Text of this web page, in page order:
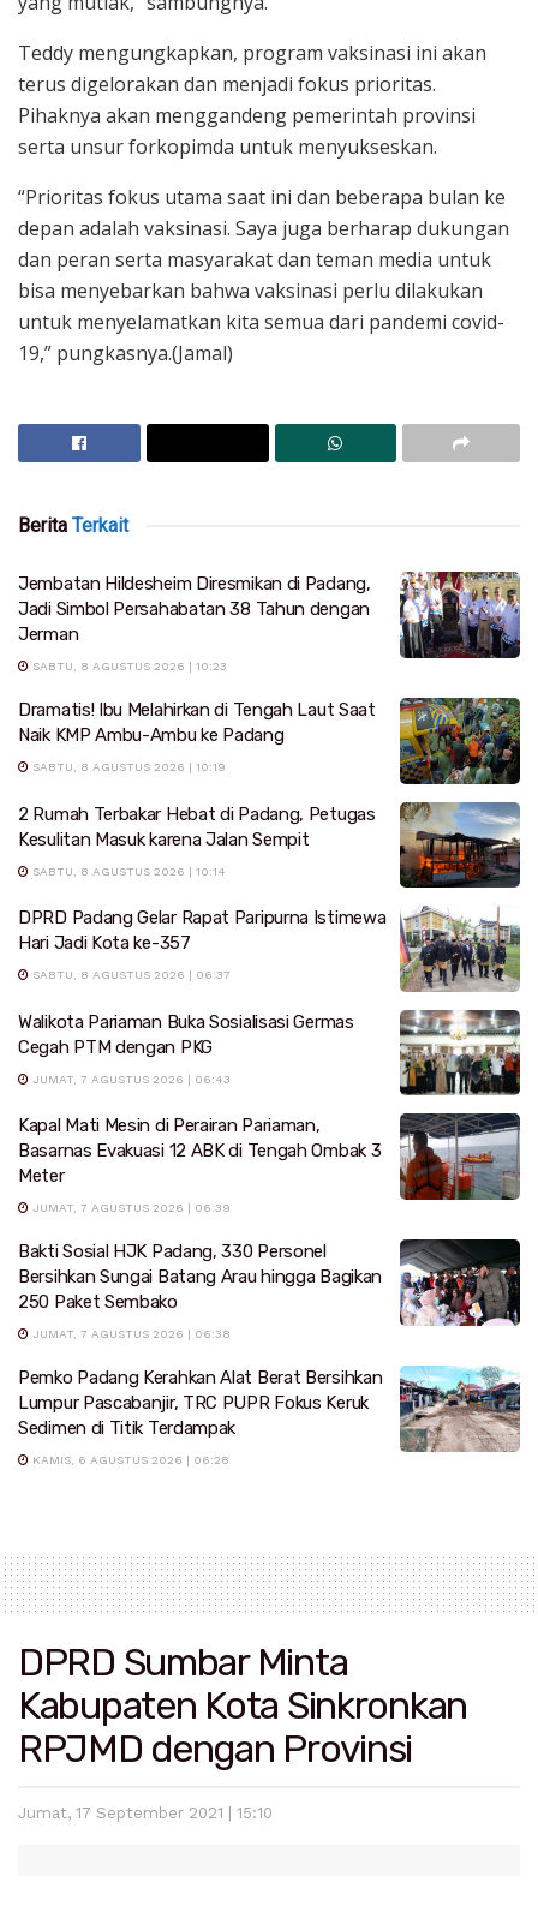
Teddy mengungkapkan, program vaksinasi ini akan
terus digelorakan dan menjadi fokus prioritas.
Pihaknya akan menggandeng pemerintah provinsi
serta unsur forkopimda untuk menyukseskan.
“Prioritas fokus utama saat ini dan beberapa bulan ke
depan adalah vaksinasi. Saya juga berharap dukungan
dan peran serta masyarakat dan teman media untuk
bisa menyebarkan bahwa vaksinasi perlu dilakukan
untuk menyelamatkan kita semua dari pandemi covid-
19,” pungkasnya.(Jamal)
Berita Terkait
Jembatan Hildesheim Diresmikan di Padang,
Jadi Simbol Persahabatan 38 Tahun dengan
Jerman
SABTU, 8 AGUSTUS 2026 | 10:23
Dramatis! Ibu Melahirkan di Tengah Laut Saat
Naik KMP Ambu-Ambu ke Padang
SABTU, 8 AGUSTUS 2026 | 10:19
2 Rumah Terbakar Hebat di Padang, Petugas
Kesulitan Masuk karena Jalan Sempit
SABTU, 8 AGUSTUS 2026 | 10:14
DPRD Padang Gelar Rapat Paripurna Istimewa
Hari Jadi Kota ke-357
SABTU, 8 AGUSTUS 2026 | 06:37
Walikota Pariaman Buka Sosialisasi Germas
Cegah PTM dengan PKG
JUMAT, 7 AGUSTUS 2026 | 06:43
Kapal Mati Mesin di Perairan Pariaman,
Basarnas Evakuasi 12 ABK di Tengah Ombak 3
Meter
JUMAT, 7 AGUSTUS 2026 | 06:39
Bakti Sosial HJK Padang, 330 Personel
Bersihkan Sungai Batang Arau hingga Bagikan
250 Paket Sembako
JUMAT, 7 AGUSTUS 2026 | 06:38
Pemko Padang Kerahkan Alat Berat Bersihkan
Lumpur Pascabanjir, TRC PUPR Fokus Keruk
Sedimen di Titik Terdampak
KAMIS, 6 AGUSTUS 2026 | 06:28
DPRD Sumbar Minta
Kabupaten Kota Sinkronkan
RPJMD dengan Provinsi
Jumat, 17 September 2021 | 15:10